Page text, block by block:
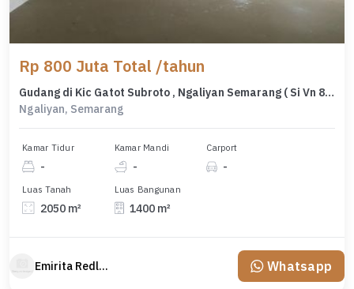
Rp 800 Juta Total /tahun
Gudang di Kic Gatot Subroto , Ngaliyan Semarang ( Si Vn 8499 )
Ngaliyan, Semarang
Kamar Tidur
-
Kamar Mandi
-
Carport
-
Luas Tanah
2050 m²
Luas Bangunan
1400 m²
Emirita Redland Whatsapp